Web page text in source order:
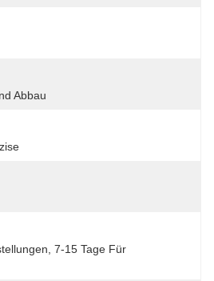
Abbau
7-15 Tage Für